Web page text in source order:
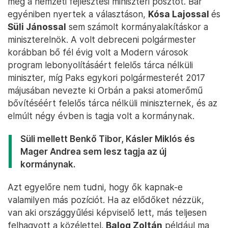
egyéniben nyertek a választáson, Kósa Lajossal és
Süli Jánossal sem számolt kormányalakításkor a
miniszterelnök. A volt debreceni polgármester
korábban bő fél évig volt a Modern városok
program lebonyolításáért felelős tárca nélküli
miniszter, míg Paks egykori polgármesterét 2017
májusában nevezte ki Orbán a paksi atomerőmű
bővítéséért felelős tárca nélküli miniszternek, és az
elmúlt négy évben is tagja volt a kormánynak.
Süli mellett Benkő Tibor, Kásler Miklós és
Mager Andrea sem lesz tagja az új
kormánynak.
Azt egyelőre nem tudni, hogy ők kapnak-e
valamilyen más pozíciót. Ha az elődőket nézzük,
van aki országgyűlési képviselő lett, más teljesen
felhagyott a közélettel. Balog Zoltán például ma